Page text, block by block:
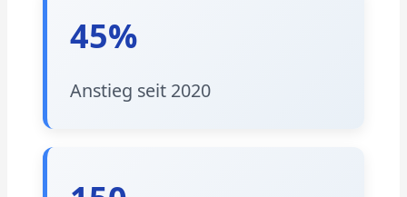
45%
Anstieg seit 2020